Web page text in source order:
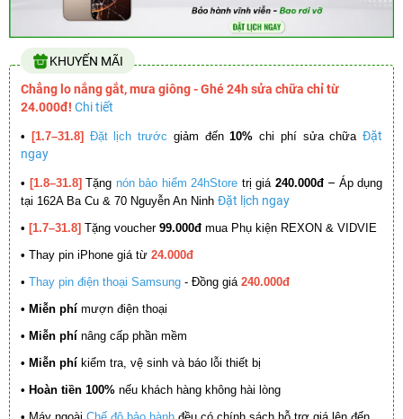
KHUYẾN MÃI
Chẳng lo nắng gắt, mưa giông - Ghé 24h sửa chữa chỉ từ
24.000đ! Chi tiết
• [1.7–31.8] Đặt lịch trước giảm đến10% chi phí sửa chữa Đặt
ngay
• [1.8–31.8] Tặng nón bảo hiểm 24hStore trị giá 240.000đ – Áp dụng
tại 162A Ba Cu & 70 Nguyễn An Ninh Đặt lịch ngay
• [1.7–31.8] Tặng voucher 99.000đ mua Phụ kiện REXON & VIDVIE
• Thay pin iPhone giá từ 24.000đ
• Thay pin điện thoại Samsung - Đồng giá 240.000đ
• Miễn phí mượn điện thoại
• Miễn phí nâng cấp phần mềm
• Miễn phí kiểm tra, vệ sinh và báo lỗi thiết bị
• Hoàn tiền 100% nếu khách hàng không hài lòng